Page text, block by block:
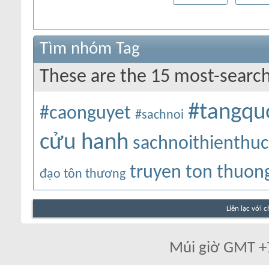
Tìm nhóm Tag
These are the 15 most-
#caonguyet #sachnoi
cửu hanh
đạo tôn thương truyen ton
Liên lạc với
Múi giờ GMT